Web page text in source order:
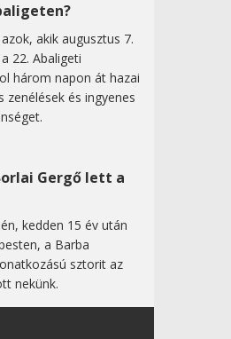
akik augusztus 7.
22. Abaligeti
három napon át hazai
és ingyenes
Gergő lett a
kedden 15 év után
a Barba
sztorit az
nekünk.